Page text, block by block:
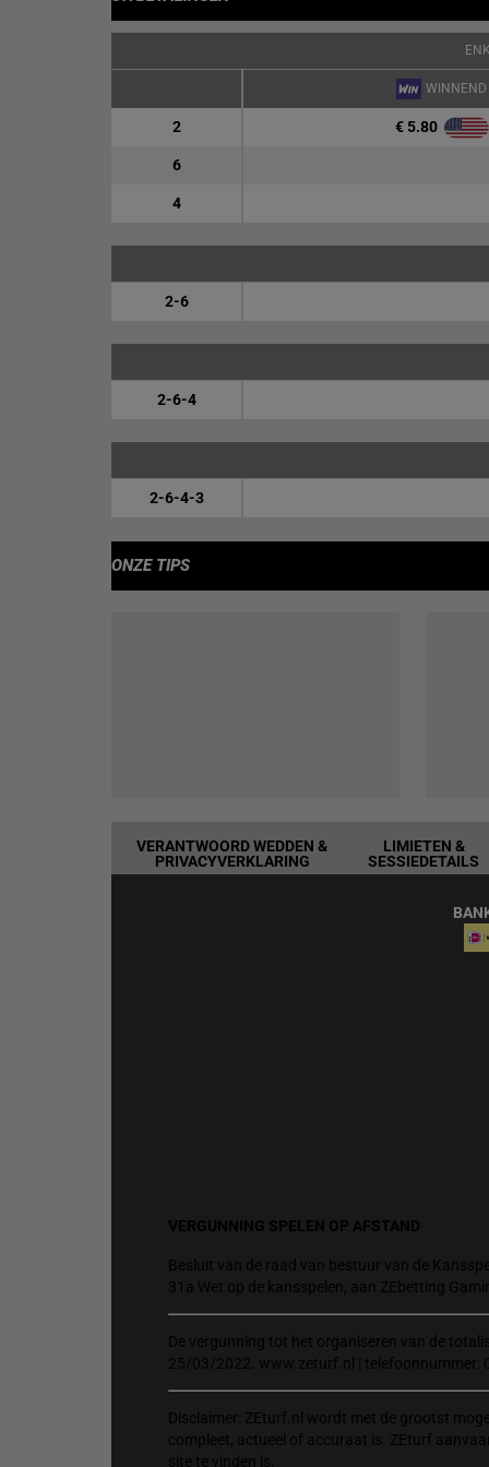
WINNEND
2 € 5.80
6
4
2-6
2-6-4
2-6-4-3
ONZE TIPS
VERANTWOORD WEDDEN &
PRIVACYVERKLARING
LIMIETEN &
SESSIEDETAILS
VERGUNNING SPELEN OP AFSTAND
Besluit van de raad van bestuur van de
31a Wet op de kansspelen, aan ZEbetting
De vergunning tot het organiseren van de
25/03/2022. www.zeturf.nl | telefoonnummer:
Disclaimer: ZEturf.nl wordt met de grootst
compleet, actueel of accuraat is. ZEturf
site te vinden is.